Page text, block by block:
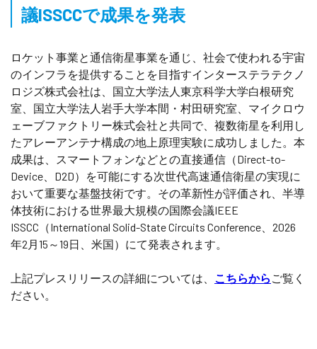
議ISSCCで成果を発表
ロケット事業と通信衛星事業を通じ、社会で使われる宇宙
のインフラを提供することを目指すインターステラテクノ
ロジズ株式会社は、国立大学法人東京科学大学白根研究
室、国立大学法人岩手大学本間・村田研究室、マイクロウ
ェーブファクトリー株式会社と共同で、複数衛星を利用し
たアレーアンテナ構成の地上原理実験に成功しました。本
成果は、スマートフォンなどとの直接通信（Direct-to-
Device、D2D）を可能にする次世代高速通信衛星の実現に
おいて重要な基盤技術です。その革新性が評価され、半導
体技術における世界最大規模の国際会議IEEE
ISSCC（International Solid-State Circuits Conference、2026
年2月15～19日、米国）にて発表されます。
上記プレスリリースの詳細については、 こちらから ご覧く
ださい。